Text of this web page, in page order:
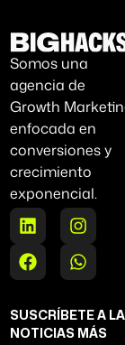
Somos una
agencia de
Growth
enfocada en
conversiones y
crecimiento
exponencial.
SUSCRÍBETE A
NOTICIAS MÁS